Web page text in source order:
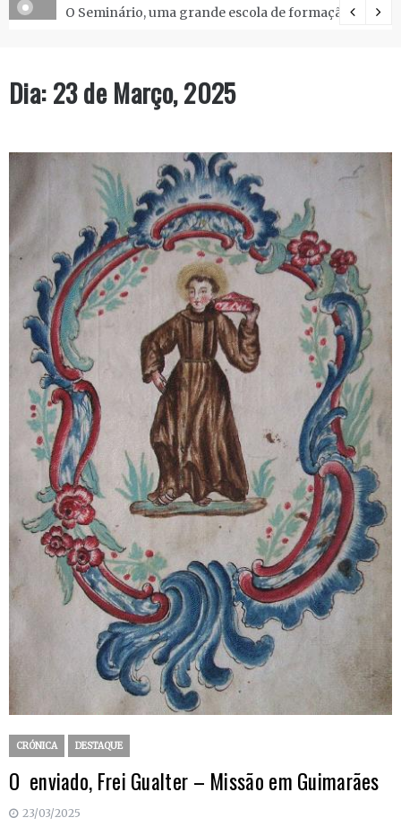
O Seminário, uma grande escola de formação.
Dia:23 de Março, 2025
CRÓNICA DESTAQUE
O enviado, Frei Gualter – Missão em Guimarães
23/03/2025